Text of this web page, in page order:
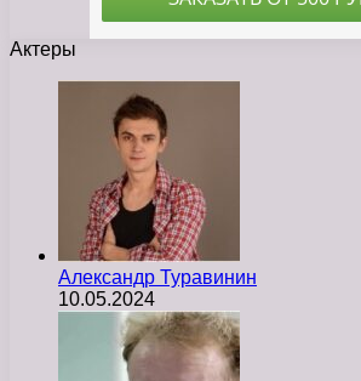
Актеры
Александр Туравинин
10.05.2024